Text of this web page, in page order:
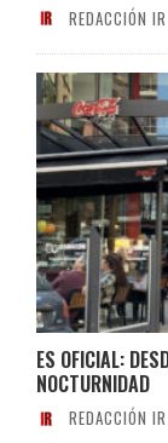
REDACCIÓN IR
ES OFICIAL:
NOCTURNIDAD
REDACCIÓN IR